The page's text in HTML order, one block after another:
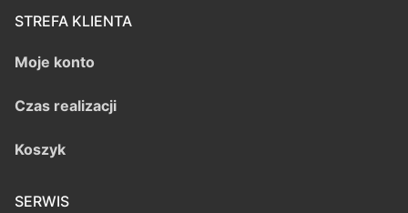
STREFA KLIENTA
Moje konto
Czas realizacji
Koszyk
SERWIS